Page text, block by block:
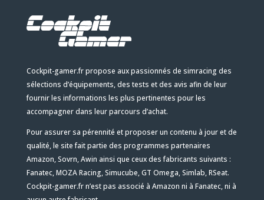
Cockpit-gamer.fr propose aux passionnés de simracing des
sélections d’équipements, des tests et des avis afin de leur
fournir les informations les plus pertinentes pour les
accompagner dans leur parcours d’achat.
Pour assurer sa pérennité et proposer un contenu à jour et de
qualité, le site fait partie des programmes partenaires
Amazon, Sovrn, Awin ainsi que ceux des fabricants suivants :
Fanatec, MOZA Racing, Simucube, GT Omega, Simlab, RSeat.
Cockpit-gamer.fr n’est pas associé à Amazon ni à Fanatec, ni à